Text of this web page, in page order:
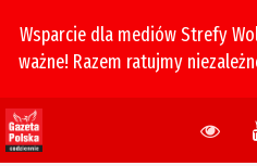
Wsparcie dla mediów Strefy
ważne! Razem ratujmy